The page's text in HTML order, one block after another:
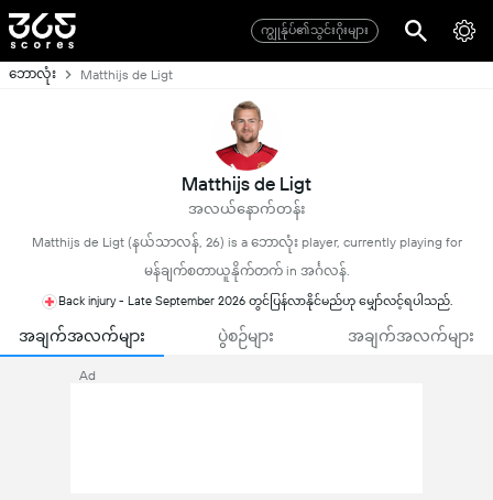
ကျွုန်ုပ်၏သွင်းဂိုးများ
ဘောလုံး Matthijs de Ligt
Matthijs de Ligt
အလယ်နောက်တန်း
Matthijs de Ligt (နယ်သာလန်, 26) is a ဘောလုံး player, currently playing for
မန်ချက်စတာယူနိုက်တက် in အင်္ဂလန်.
Back injury - Late September 2026 တွင်ပြန်လာနိုင်မည်ဟု မျှော်လင့်ရပါသည်.
အချက်အလက်များ ပွဲစဉ်များ အချက်အလက်များ
Ad